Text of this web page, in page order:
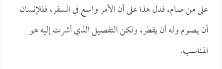
على من صام، فدل هذا على أن الأمر واسع في السفر، فللإنسان
أن يصوم وله أن يفطر، ولكن التفصيل الذي أشرت إليه هو
المناسب.